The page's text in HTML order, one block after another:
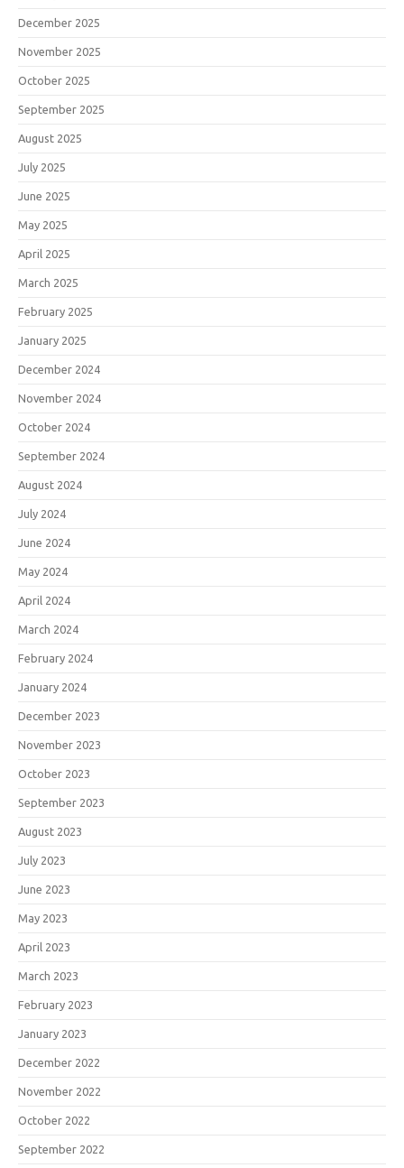
December 2025
November 2025
October 2025
September 2025
August 2025
July 2025
June 2025
May 2025
April 2025
March 2025
February 2025
January 2025
December 2024
November 2024
October 2024
September 2024
August 2024
July 2024
June 2024
May 2024
April 2024
March 2024
February 2024
January 2024
December 2023
November 2023
October 2023
September 2023
August 2023
July 2023
June 2023
May 2023
April 2023
March 2023
February 2023
January 2023
December 2022
November 2022
October 2022
September 2022